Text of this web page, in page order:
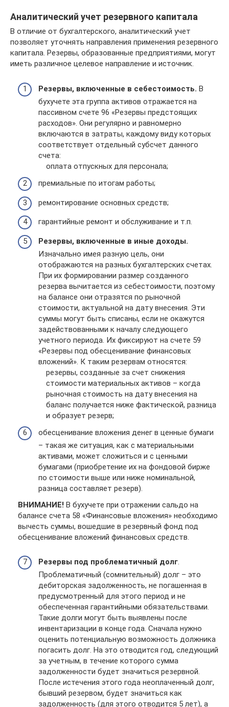
Аналитический учет резервного капитала
В отличие от бухгалтерского, аналитический учет
позволяет уточнять направления применения резервного
капитала. Резервы, образованные предприятиями, могут
иметь различное целевое направление и источник.
Резервы, включенные в себестоимость. В
бухучете эта группа активов отражается на
пассивном счете 96 «Резервы предстоящих
расходов». Они регулярно и равномерно
включаются в затраты, каждому виду которых
соответствует отдельный субсчет данного
счета:
оплата отпускных для персонала;
премиальные по итогам работы;
ремонтирование основных средств;
гарантийные ремонт и обслуживание и т.п.
Резервы, включенные в иные доходы.
Изначально имея разную цель, они
отображаются на разных бухгалтерских счетах.
При их формировании размер созданного
резерва вычитается из себестоимости, поэтому
на балансе они отразятся по рыночной
стоимости, актуальной на дату внесения. Эти
суммы могут быть списаны, если не окажутся
задействованными к началу следующего
учетного периода. Их фиксируют на счете 59
«Резервы под обесценивание финансовых
вложений». К таким резервам относятся:
резервы, созданные за счет снижения
стоимости материальных активов – когда
рыночная стоимость на дату внесения на
баланс получается ниже фактической, разница
и образует резерв;
обесценивание вложения денег в ценные бумаги
– такая же ситуация, как с материальными
активами, может сложиться и с ценными
бумагами (приобретение их на фондовой бирже
по стоимости выше или ниже номинальной,
разница составляет резерв).
ВНИМАНИЕ! В бухучете при отражении сальдо на
балансе счета 58 «Финансовые вложения» необходимо
вычесть суммы, вошедшие в резервный фонд под
обесценивание вложений финансовых средств.
Резервы под проблематичный долг
Проблематичный (сомнительный) долг – это
дебиторская задолженность, не погашенная в
предусмотренный для этого период и не
обеспеченная гарантийными обязательствами.
Такие долги могут быть выявлены после
инвентаризации в конце года. Сначала нужно
оценить потенциальную возможность должника
погасить долг. На это отводится год, следующий
за учетным, в течение которого сумма
задолженности будет значиться резервной.
После истечения этого года неоплаченный долг,
бывший резервом, будет значиться как
задолженность (для этого отводится 5 лет), а